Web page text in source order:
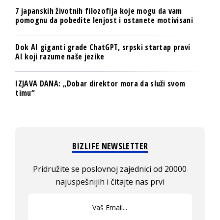
7 japanskih životnih filozofija koje mogu da vam
pomognu da pobedite lenjost i ostanete motivisani
Dok AI giganti grade ChatGPT, srpski startap pravi
AI koji razume naše jezike
IZJAVA DANA: „Dobar direktor mora da služi svom
timu“
BIZLIFE NEWSLETTER
Pridružite se poslovnoj zajednici od 20000
najuspešnijih i čitajte nas prvi